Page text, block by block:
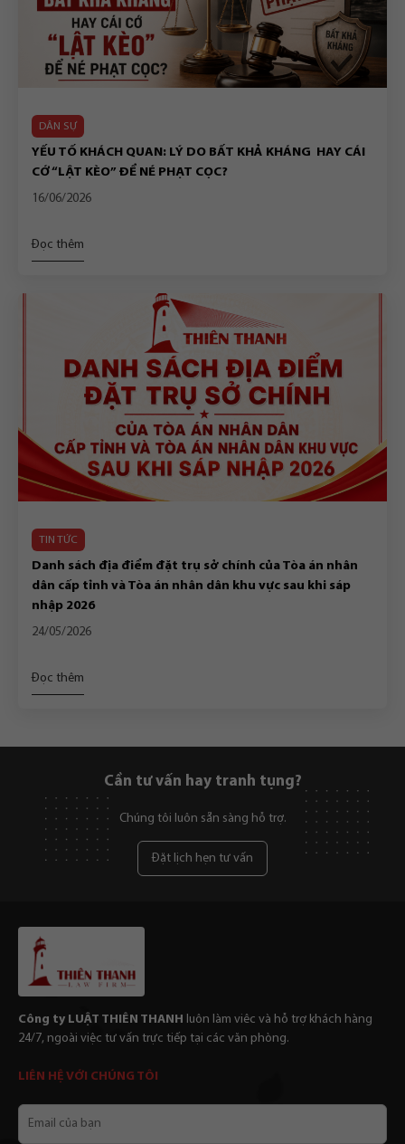
DÂN SỰ
YẾU TỐ KHÁCH QUAN: LÝ DO BẤT KHẢ KHÁNG HAY CÁI
CỚ “LẬT KÈO” ĐỂ NÉ PHẠT CỌC?
16/06/2026
Đọc thêm
TIN TỨC
Danh sách địa điểm đặt trụ sở chính của Tòa án nhân
dân cấp tỉnh và Tòa án nhân dân khu vực sau khi sáp
nhập 2026
24/05/2026
Đọc thêm
Cần tư vấn hay tranh tụng?
Chúng tôi luôn sẵn sàng hỗ trợ.
Đặt lịch hẹn tư vấn
Công ty LUẬT THIÊN THANH
luôn làm viêc và hỗ trợ khách hàng
24/7, ngoài việc tư vấn trực tiếp tại các văn phòng.
LIÊN HỆ VỚI CHÚNG TÔI